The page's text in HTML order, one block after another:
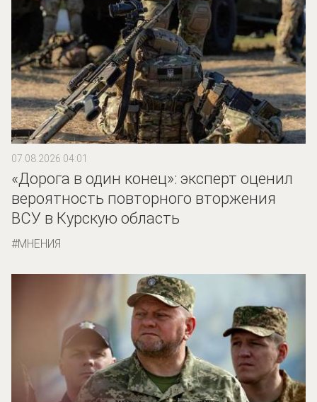
07.08.2026 04:01
«Дорога в один конец»: эксперт оценил
вероятность повторного вторжения
ВСУ в Курскую область
МНЕНИЯ